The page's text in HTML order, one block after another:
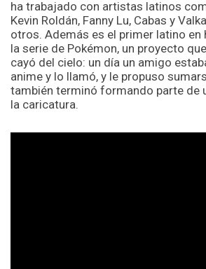
ha trabajado con artistas latinos
Kevin Roldán, Fanny Lu, Cabas y
otros. Además es el primer latino en
la serie de Pokémon, un proyecto
cayó del cielo: un día un amigo
anime y lo llamó, y le propuso
también terminó formando parte de
la caricatura.